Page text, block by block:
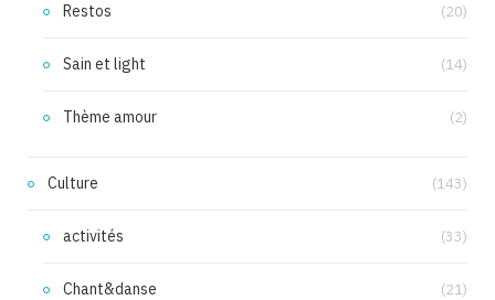
Restos (20)
Sain et light (14)
Thème amour (2)
Culture (143)
activités (33)
Chant&danse (21)